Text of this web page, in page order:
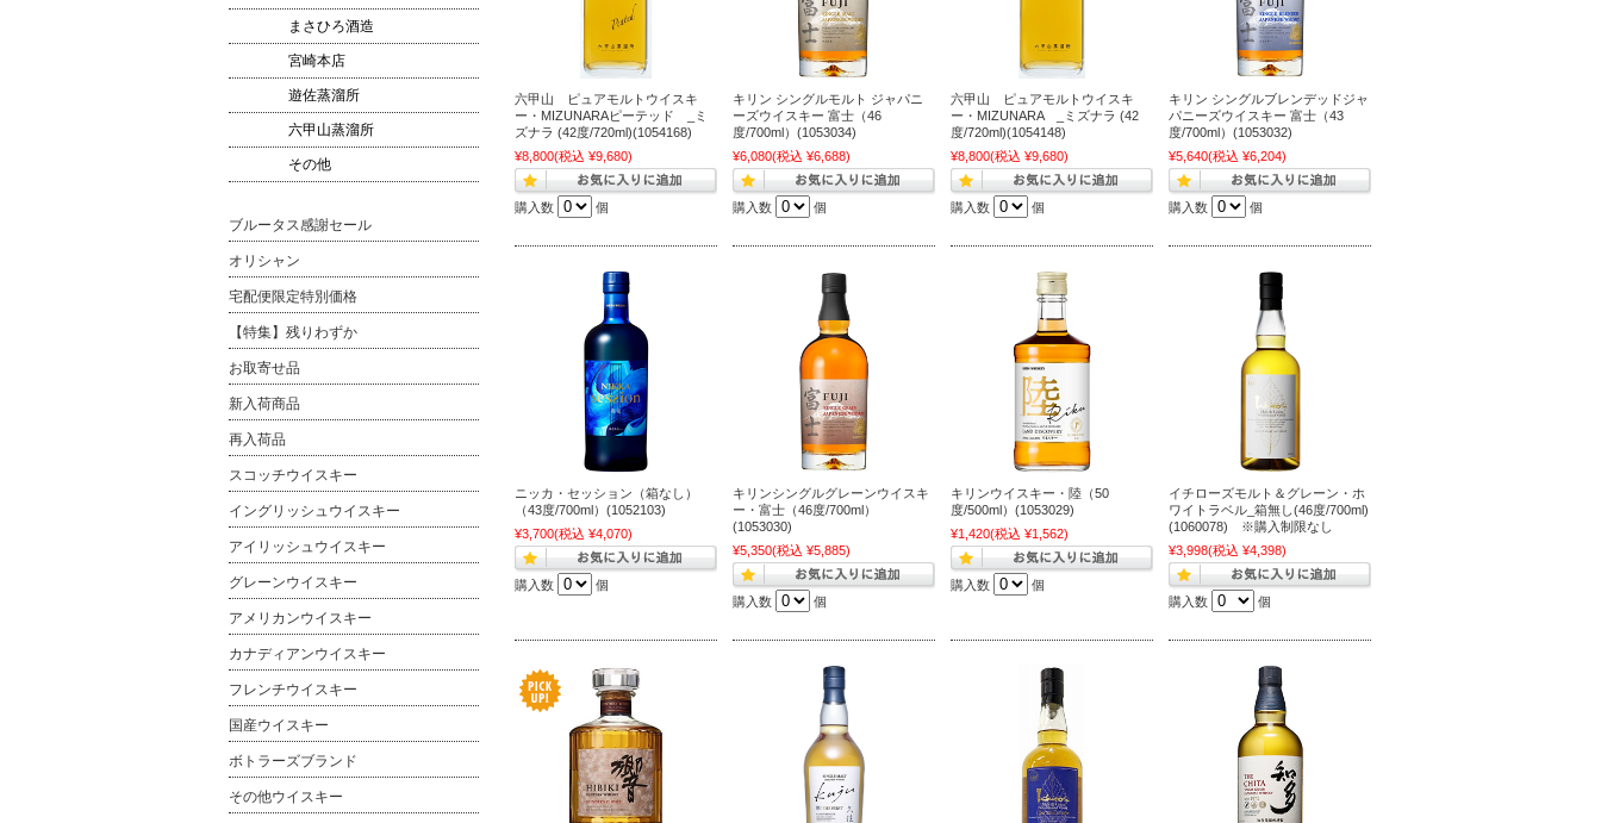
六甲山 ピュアモルトウイスキ
ー・MIZUNARAピーテッド _ミ
ズナラ (42度/720ml)(1054168)
¥8,800(税込 ¥9,680)
購入数 個
キリン シングルモルト ジャパニ
ーズウイスキー 富士（46
度/700ml）(1053034)
¥6,080(税込 ¥6,688)
購入数 個
六甲山 ピュアモルトウイスキ
ー・MIZUNARA _ミズナラ (42
度/720ml)(1054148)
¥8,800(税込 ¥9,680)
購入数 個
キリン シングルブレンデッドジャ
パニーズウイスキー 富士（43
度/700ml）(1053032)
¥5,640(税込 ¥6,204)
購入数 個
ニッカ・セッション（箱なし）
（43度/700ml）(1052103)
¥3,700(税込 ¥4,070)
購入数 個
キリンシングルグレーンウイスキ
ー・富士（46度/700ml）
(1053030)
¥5,350(税込 ¥5,885)
購入数 個
キリンウイスキー・陸（50
度/500ml）(1053029)
¥1,420(税込 ¥1,562)
購入数 個
イチローズモルト＆グレーン・ホ
ワイトラベル_箱無し(46度/700ml)
(1060078) ※購入制限なし
¥3,998(税込 ¥4,398)
購入数 個
まさひろ酒造
宮崎本店
遊佐蒸溜所
六甲山蒸溜所
その他
ブルータス感謝セール
オリシャン
宅配便限定特別価格
【特集】残りわずか
お取寄せ品
新入荷商品
再入荷品
スコッチウイスキー
イングリッシュウイスキー
アイリッシュウイスキー
グレーンウイスキー
アメリカンウイスキー
カナディアンウイスキー
フレンチウイスキー
国産ウイスキー
ボトラーズブランド
その他ウイスキー